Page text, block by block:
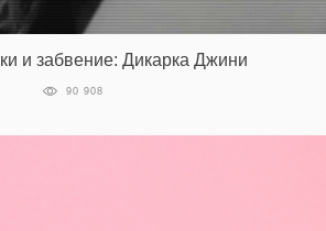
и забвение: Дикарка Джини
90 908